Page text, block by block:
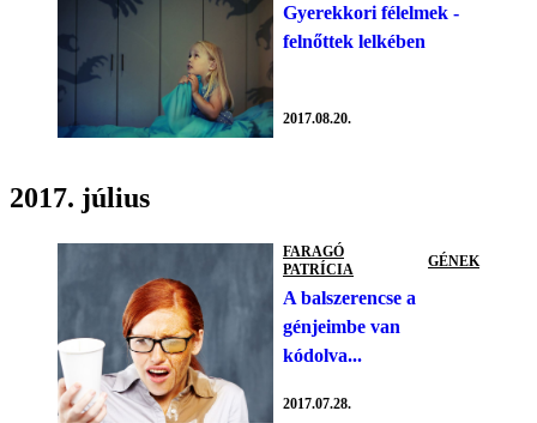
Gyerekkori félelmek -
felnőttek lelkében
2017.08.20.
2017. július
FARAGÓ
PATRÍCIA
GÉNEK
A balszerencse a
génjeimbe van
kódolva...
2017.07.28.